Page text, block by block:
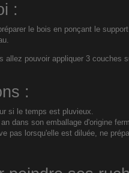
:
le bois en ponçant le
allez pouvoir appliquer 3 couches
:
si le temps est pluvieux.
dans son emballage d'origine
pas lorsqu'elle est diluée, ne